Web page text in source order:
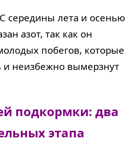
С середины лета и осенью
азот, так как он
побегов, которые
и неизбежно вымерзнут
подкормки: два
этапа